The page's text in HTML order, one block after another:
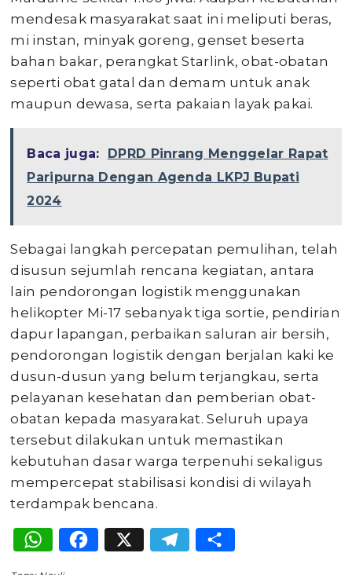
mendesak masyarakat saat ini meliputi beras,
mi instan, minyak goreng, genset beserta
bahan bakar, perangkat Starlink, obat-obatan
seperti obat gatal dan demam untuk anak
maupun dewasa, serta pakaian layak pakai.
Baca juga:
DPRD Pinrang Menggelar Rapat
Paripurna Dengan Agenda LKPJ Bupati
2024
Sebagai langkah percepatan pemulihan, telah
disusun sejumlah rencana kegiatan, antara
lain pendorongan logistik menggunakan
helikopter Mi-17 sebanyak tiga sortie, pendirian
dapur lapangan, perbaikan saluran air bersih,
pendorongan logistik dengan berjalan kaki ke
dusun-dusun yang belum terjangkau, serta
pelayanan kesehatan dan pemberian obat-
obatan kepada masyarakat. Seluruh upaya
tersebut dilakukan untuk memastikan
kebutuhan dasar warga terpenuhi sekaligus
mempercepat stabilisasi kondisi di wilayah
terdampak bencana.
WhatsApp
Facebook
X Telegram